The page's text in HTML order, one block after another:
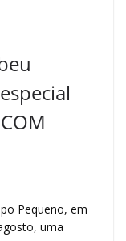
Pequeno, em
uma